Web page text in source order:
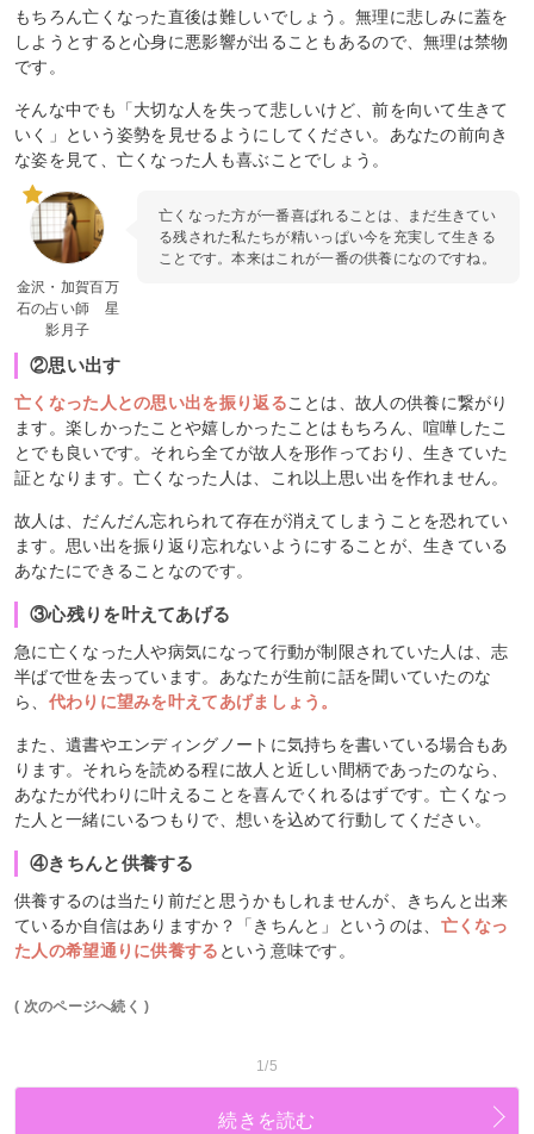
もちろん亡くなった直後は難しいでしょう。無理に悲しみに蓋を
しようとすると心身に悪影響が出ることもあるので、無理は禁物
です。
そんな中でも「大切な人を失って悲しいけど、前を向いて生きて
いく」という姿勢を見せるようにしてください。あなたの前向き
な姿を見て、亡くなった人も喜ぶことでしょう。
金沢・加賀百万
石の占い師 星
影月子
亡くなった方が一番喜ばれることは、まだ生きてい
る残された私たちが精いっぱい今を充実して生きる
ことです。本来はこれが一番の供養になのですね。
②思い出す
亡くなった人との思い出を振り返ることは、故人の供養に繋がり
ます。楽しかったことや嬉しかったことはもちろん、喧嘩したこ
とでも良いです。それら全てが故人を形作っており、生きていた
証となります。亡くなった人は、これ以上思い出を作れません。
故人は、だんだん忘れられて存在が消えてしまうことを恐れてい
ます。思い出を振り返り忘れないようにすることが、生きている
あなたにできることなのです。
③心残りを叶えてあげる
急に亡くなった人や病気になって行動が制限されていた人は、志
半ばで世を去っています。あなたが生前に話を聞いていたのな
ら、 代わりに望みを叶えてあげましょう。
また、遺書やエンディングノートに気持ちを書いている場合もあ
ります。それらを読める程に故人と近しい間柄であったのなら、
あなたが代わりに叶えることを喜んでくれるはずです。亡くなっ
た人と一緒にいるつもりで、想いを込めて行動してください。
④きちんと供養する
供養するのは当たり前だと思うかもしれませんが、きちんと出来
ているか自信はありますか？「きちんと」というのは、 亡くなっ
た人の希望通りに供養する という意味です。
( 次のページへ続く )
1/5
続きを読む